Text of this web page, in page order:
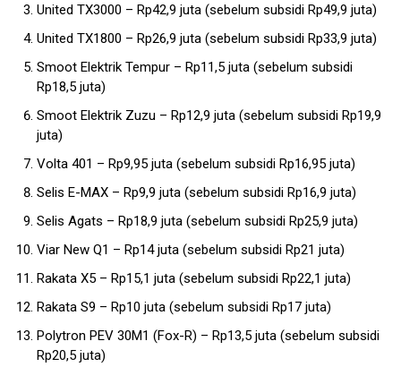
United TX3000 – Rp42,9 juta (sebelum subsidi Rp49,9 juta)
United TX1800 – Rp26,9 juta (sebelum subsidi Rp33,9 juta)
Smoot Elektrik Tempur – Rp11,5 juta (sebelum subsidi
Rp18,5 juta)
Smoot Elektrik Zuzu – Rp12,9 juta (sebelum subsidi Rp19,9
juta)
Volta 401 – Rp9,95 juta (sebelum subsidi Rp16,95 juta)
Selis E-MAX – Rp9,9 juta (sebelum subsidi Rp16,9 juta)
Selis Agats – Rp18,9 juta (sebelum subsidi Rp25,9 juta)
Viar New Q1 – Rp14 juta (sebelum subsidi Rp21 juta)
Rakata X5 – Rp15,1 juta (sebelum subsidi Rp22,1 juta)
Rakata S9 – Rp10 juta (sebelum subsidi Rp17 juta)
Polytron PEV 30M1 (Fox-R) – Rp13,5 juta (sebelum subsidi
Rp20,5 juta)